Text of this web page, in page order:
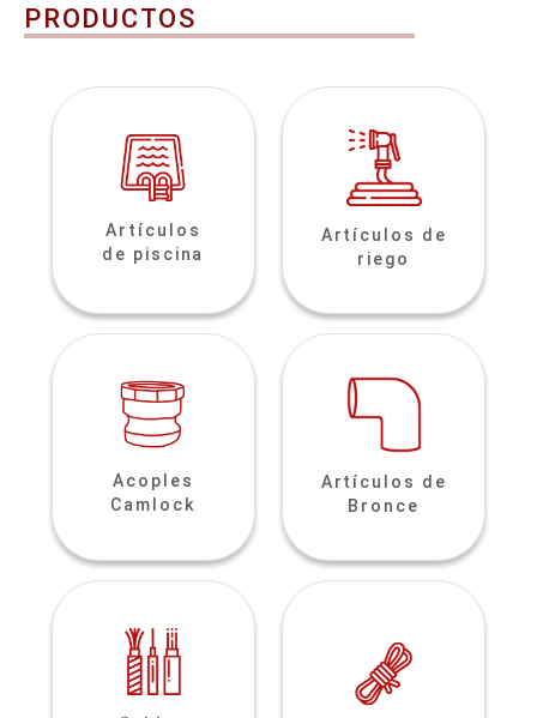
PRODUCTOS
Artículos
de piscina
Artículos de
riego
Acoples
Camlock
Artículos de
Bronce